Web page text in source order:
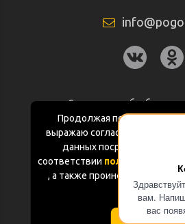
вам.
вас
Продолжая пользоваться
выражаю согласие на
данных посредством
соответствии политикой
, а также проинформирован
Cookie-
Согласие на обработку
данных
Политика
Карта сайта